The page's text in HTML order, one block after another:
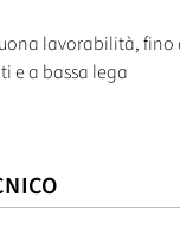
lavorabilità, fino
e a bassa lega